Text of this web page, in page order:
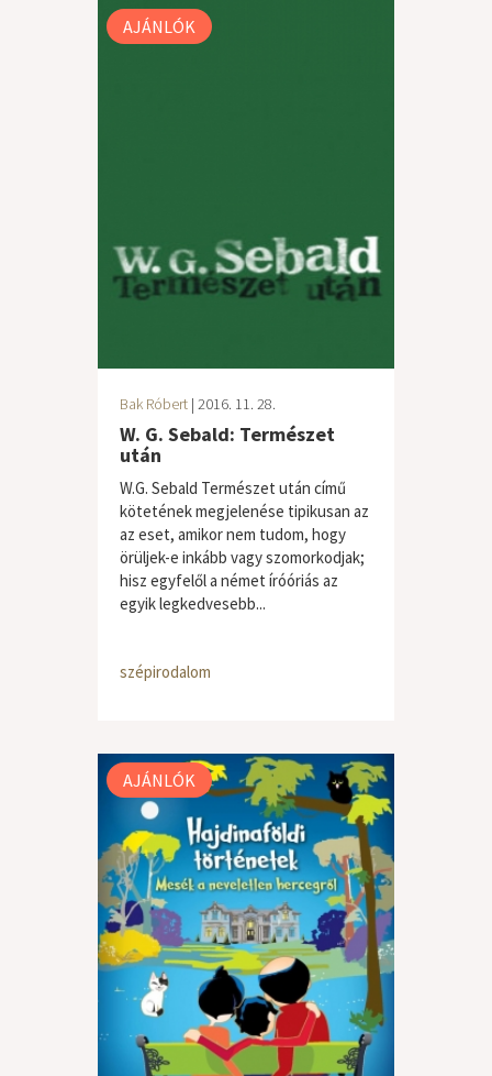
AJÁNLÓK
Bak Róbert | 2016. 11. 28.
W. G. Sebald: Természet
után
W.G. Sebald Természet után című
kötetének megjelenése tipikusan az
az eset, amikor nem tudom, hogy
örüljek-e inkább vagy szomorkodjak;
hisz egyfelől a német íróóriás az
egyik legkedvesebb...
szépirodalom
AJÁNLÓK